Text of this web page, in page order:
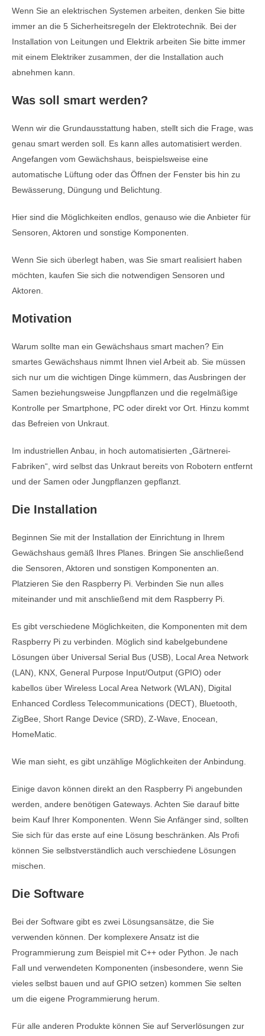
Wenn Sie an elektrischen Systemen arbeiten, denken Sie bitte
immer an die 5 Sicherheitsregeln der Elektrotechnik. Bei der
Installation von Leitungen und Elektrik arbeiten Sie bitte immer
mit einem Elektriker zusammen, der die Installation auch
abnehmen kann.
Was soll smart werden?
Wenn wir die Grundausstattung haben, stellt sich die Frage, was
genau smart werden soll. Es kann alles automatisiert werden.
Angefangen vom Gewächshaus, beispielsweise eine
automatische Lüftung oder das Öffnen der Fenster bis hin zu
Bewässerung, Düngung und Belichtung.
Hier sind die Möglichkeiten endlos, genauso wie die Anbieter für
Sensoren, Aktoren und sonstige Komponenten.
Wenn Sie sich überlegt haben, was Sie smart realisiert haben
möchten, kaufen Sie sich die notwendigen Sensoren und
Aktoren.
Motivation
Warum sollte man ein Gewächshaus smart machen? Ein
smartes Gewächshaus nimmt Ihnen viel Arbeit ab. Sie müssen
sich nur um die wichtigen Dinge kümmern, das Ausbringen der
Samen beziehungsweise Jungpflanzen und die regelmäßige
Kontrolle per Smartphone, PC oder direkt vor Ort. Hinzu kommt
das Befreien von Unkraut.
Im industriellen Anbau, in hoch automatisierten „Gärtnerei-
Fabriken“, wird selbst das Unkraut bereits von Robotern entfernt
und der Samen oder Jungpflanzen gepflanzt.
Die Installation
Beginnen Sie mit der Installation der Einrichtung in Ihrem
Gewächshaus gemäß Ihres Planes. Bringen Sie anschließend
die Sensoren, Aktoren und sonstigen Komponenten an.
Platzieren Sie den Raspberry Pi. Verbinden Sie nun alles
miteinander und mit anschließend mit dem Raspberry Pi.
Es gibt verschiedene Möglichkeiten, die Komponenten mit dem
Raspberry Pi zu verbinden. Möglich sind kabelgebundene
Lösungen über Universal Serial Bus (USB), Local Area Network
(LAN), KNX, General Purpose Input/Output (GPIO) oder
kabellos über Wireless Local Area Network (WLAN), Digital
Enhanced Cordless Telecommunications (DECT), Bluetooth,
ZigBee, Short Range Device (SRD), Z-Wave, Enocean,
HomeMatic.
Wie man sieht, es gibt unzählige Möglichkeiten der Anbindung.
Einige davon können direkt an den Raspberry Pi angebunden
werden, andere benötigen Gateways. Achten Sie darauf bitte
beim Kauf Ihrer Komponenten. Wenn Sie Anfänger sind, sollten
Sie sich für das erste auf eine Lösung beschränken. Als Profi
können Sie selbstverständlich auch verschiedene Lösungen
mischen.
Die Software
Bei der Software gibt es zwei Lösungsansätze, die Sie
verwenden können. Der komplexere Ansatz ist die
Programmierung zum Beispiel mit C++ oder Python. Je nach
Fall und verwendeten Komponenten (insbesondere, wenn Sie
vieles selbst bauen und auf GPIO setzen) kommen Sie selten
um die eigene Programmierung herum.
Für alle anderen Produkte können Sie auf Serverlösungen zur